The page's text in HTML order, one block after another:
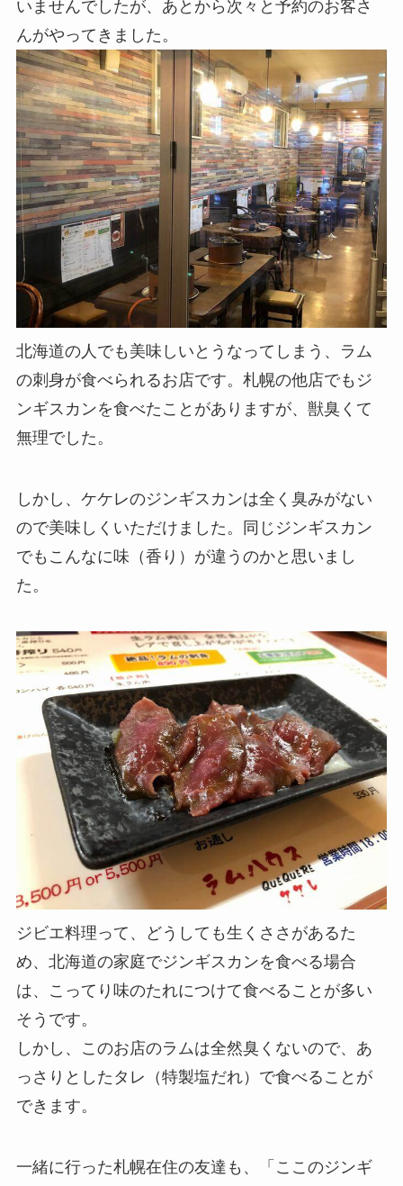
いませんでしたが、あとから次々と予約のお客さ
んがやってきました。
北海道の人でも美味しいとうなってしまう、ラム
の刺身が食べられるお店です。札幌の他店でもジ
ンギスカンを食べたことがありますが、獣臭くて
無理でした。
しかし、ケケレのジンギスカンは全く臭みがない
ので美味しくいただけました。同じジンギスカン
でもこんなに味（香り）が違うのかと思いまし
た。
ジビエ料理って、どうしても生くささがあるた
め、北海道の家庭でジンギスカンを食べる場合
は、こってり味のたれにつけて食べることが多い
そうです。
しかし、このお店のラムは全然臭くないので、あ
っさりとしたタレ（特製塩だれ）で食べることが
できます。
一緒に行った札幌在住の友達も、「ここのジンギ